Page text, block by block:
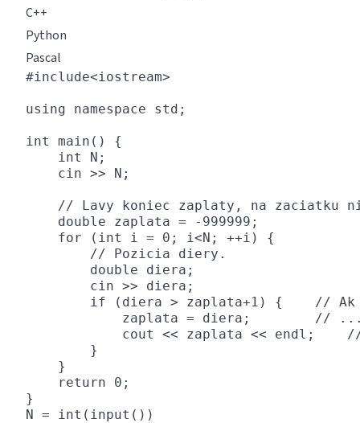
C++
Python
Pascal
#include<iostream>
using namespace std;
int main() {
    int N;
    cin >> N;
// Lavy koniec zaplaty, na zaciatku
    double zaplata = -999999;
    for (int i = 0; i<N; ++i) {
        // Pozicia diery.
        double diera;
        cin >> diera;
if (diera > zaplata+1) {    //
zaplata = diera;        //
cout << zaplata << endl;
        }
    }
    return 0;
}
N = int(input())